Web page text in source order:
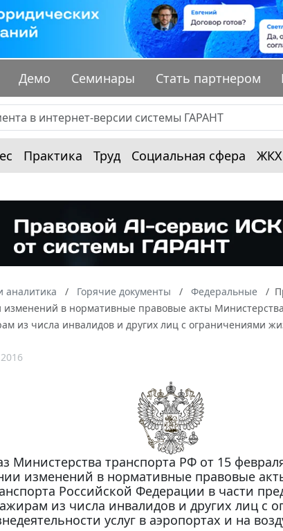
Демо Семинары Стать партнером
Практика Труд Социальная сфера ЖКХ
аналитика Горячие документы Федеральные
изменений в нормативные правовые акты
из числа инвалидов и других лиц с ограничениями
Министерства транспорта РФ от 15
изменений в нормативные правовые
Российской Федерации в части
из числа инвалидов и других лиц с
услуг в аэропортах и на